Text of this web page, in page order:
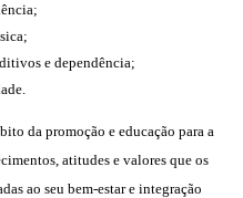
e dependência;
da promoção e educação para a
atitudes e valores que os
ao seu bem-estar e integração